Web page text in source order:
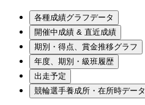
各種成績グラフデータ
開催中成績 & 直近成績
期別・得点、賞金推移グラフ
年度、期別・級班履歴
出走予定
競輪選手養成所・在所時データ